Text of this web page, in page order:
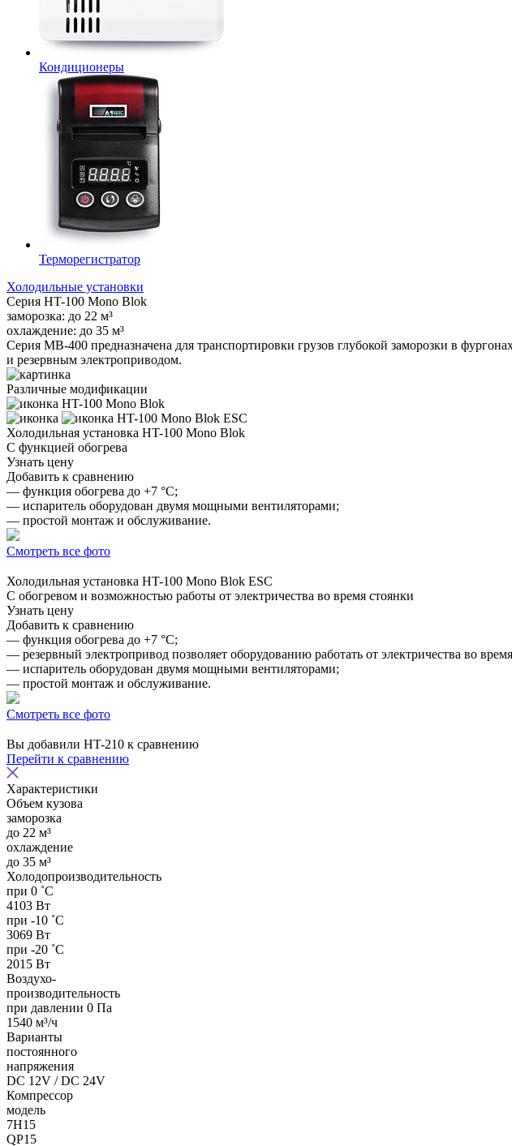
Кондиционеры
Терморегистратор
Холодильные установки
Серия HT-100 Mono Blok
заморозка: до 22 м³
охлаждение: до 35 м³
Серия MB-400 предназначена для транспортировки грузов глубокой заморозки в
и резервным электроприводом.
Различные модификации
HT-100 Mono Blok
HT-100 Mono Blok ESC
Холодильная установка HT-100 Mono Blok
С функцией обогрева
Узнать цену
Добавить к сравнению
— функция обогрева до +7 °C;
— испаритель оборудован двумя мощными вентиляторами;
— простой монтаж и обслуживание.
Смотреть все фото
Холодильная установка HT-100 Mono Blok ESC
С обогревом и возможностью работы от электричества во время стоянки
Узнать цену
Добавить к сравнению
— функция обогрева до +7 °C;
— резервный электропривод позволяет оборудованию работать от электричества во
— испаритель оборудован двумя мощными вентиляторами;
— простой монтаж и обслуживание.
Смотреть все фото
Вы добавили HT-210 к сравнению
Перейти к сравнению
Характеристики
Объем кузова
заморозка
до 22 м³
охлаждение
до 35 м³
Холодопроизводительность
при 0 ˚С
4103 Вт
при -10 ˚С
3069 Вт
при -20 ˚С
2015 Вт
Воздухо-
производительность
при давлении 0 Па
1540 м³/ч
Варианты
постоянного
напряжения
DC 12V / DC 24V
Компрессор
модель
7H15
QP15